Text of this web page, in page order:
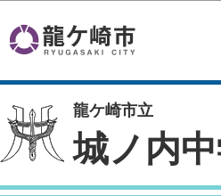
龍ケ崎市立
城ノ内